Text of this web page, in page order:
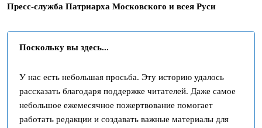
Пресс-служба Патриарха Московского и всея Руси
Поскольку вы здесь...
У нас есть небольшая просьба. Эту историю удалось
рассказать благодаря поддержке читателей. Даже самое
небольшое ежемесячное пожертвование помогает
работать редакции и создавать важные материалы для